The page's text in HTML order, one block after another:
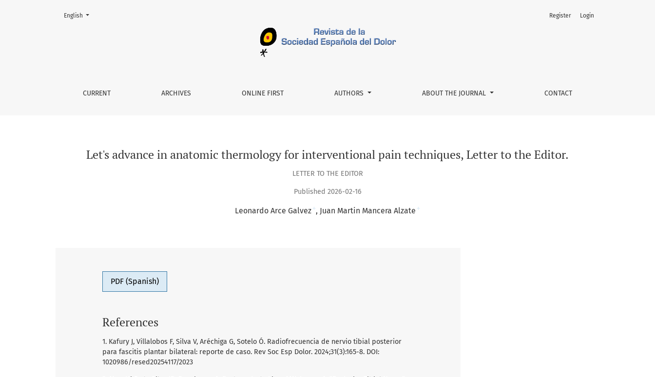
Let's advance in anatomic thermology for interventional pain techniques, Letter to the Editor.
CURRENT ARCHIVES ONLINE FIRST AUTHORS ABOUT THE JOURNAL CONTACT
Register Login
Change the language. The current language is:
English
Let's advance in anatomic thermology for interventional pain techniques, Letter to the Editor.
LETTER TO THE EDITOR
Published 2026-02-16
Leonardo Arce Galvez + Juan Martin Mancera Alzate +
PDF (Spanish)
References
1. Kafury J, Villalobos F, Silva V, Aréchiga G, Sotelo Ó. Radiofrecuencia de nervio tibial posterior
para fascitis plantar bilateral: reporte de caso. Rev Soc Esp Dolor. 2024;31(3):165-8. DOI:
1020986/resed20254117/2023